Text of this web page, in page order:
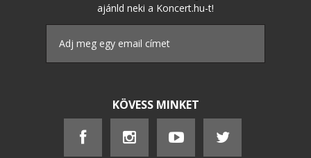
ajánld neki a Koncert.hu-t!
KÖVESS MINKET